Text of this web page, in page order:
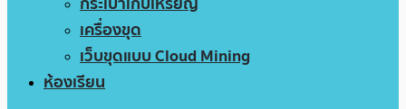
เครื่องขุด
เว็บขุดแบบ Cloud Mining
ห้องเรียน